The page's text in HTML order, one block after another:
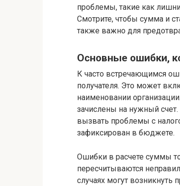
проблемы, такие как
Смотрите, чтобы сумма и
также важно для
Основные ошибки,
К часто встречающимся
получателя. Это может
наименовании
зачислены на нужный
вызвать проблемы с
зафиксирован в бюджете.
Ошибки в расчете суммы
пересчитываются
случаях могут